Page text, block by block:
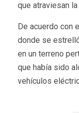
que atraviesan la
De acuerdo con
donde se
en un terreno
que había sido
vehículos